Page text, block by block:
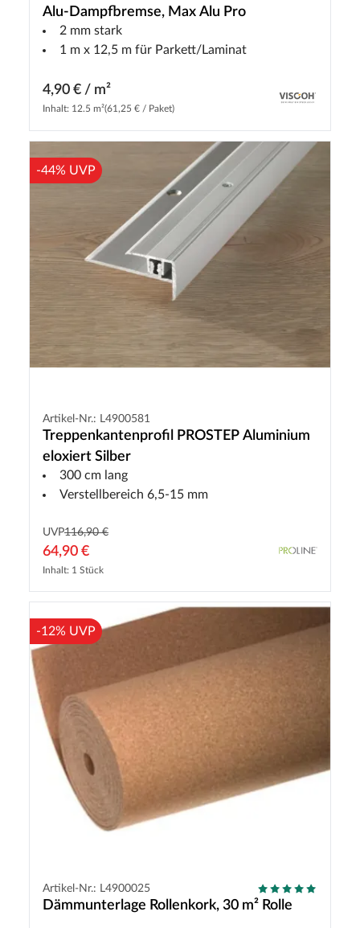
Alu-Dampfbremse, Max Alu Pro
2 mm stark
1 m x 12,5 m für Parkett/Laminat
4,90 € / m²
Inhalt: 12.5 m²(61,25 € / Paket)
-44% UVP
Artikel-Nr.: L4900581
Treppenkantenprofil PROSTEP Aluminium
eloxiert Silber
300 cm lang
Verstellbereich 6,5-15 mm
UVP116,90 €
64,90 €
Inhalt: 1 Stück
-12% UVP
Artikel-Nr.: L4900025
Dämmunterlage Rollenkork, 30 m² Rolle